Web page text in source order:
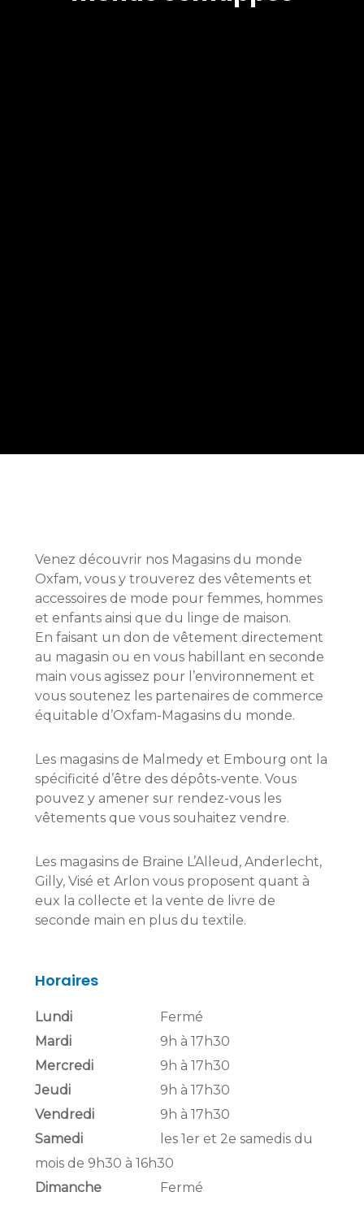
Venez découvrir nos Magasins du monde
Oxfam, vous y trouverez des vêtements et
accessoires de mode pour femmes, hommes
et enfants ainsi que du linge de maison.
En faisant un don de vêtement directement
au magasin ou en vous habillant en seconde
main vous agissez pour l’environnement et
vous soutenez les partenaires de commerce
équitable d’Oxfam-Magasins du monde.
Les magasins de Malmedy et Embourg ont la
spécificité d’être des dépôts-vente. Vous
pouvez y amener sur rendez-vous les
vêtements que vous souhaitez vendre.
Les magasins de Braine L’Alleud, Anderlecht,
Gilly, Visé et Arlon vous proposent quant à
eux la collecte et la vente de livre de
seconde main en plus du textile.
Horaires
Lundi
Fermé
Mardi
9h à 17h30
Mercredi
9h à 17h30
Jeudi
9h à 17h30
Vendredi
9h à 17h30
Samedi
les 1er et 2e samedis du
mois de 9h30 à 16h30
Dimanche
Fermé